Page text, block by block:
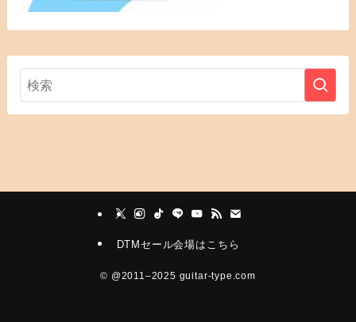
DTMセール会場はこちら
© @2011–2025 guitar-type.com